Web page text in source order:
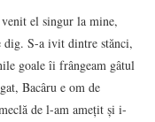
el singur la mine,
dig. S-a ivit dintre stănci,
goale îi frângeam gâtul
Bacâru e om de
de l-am amețit și i-